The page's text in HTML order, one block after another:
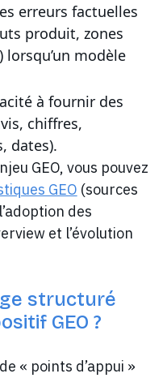
erreurs factuelles
produit, zones
modèle
à fournir des
chiffres,
dates).
GEO, vous pouvez
GEO (sources
des
et l’évolution
structuré
GEO ?
« points d’appui »